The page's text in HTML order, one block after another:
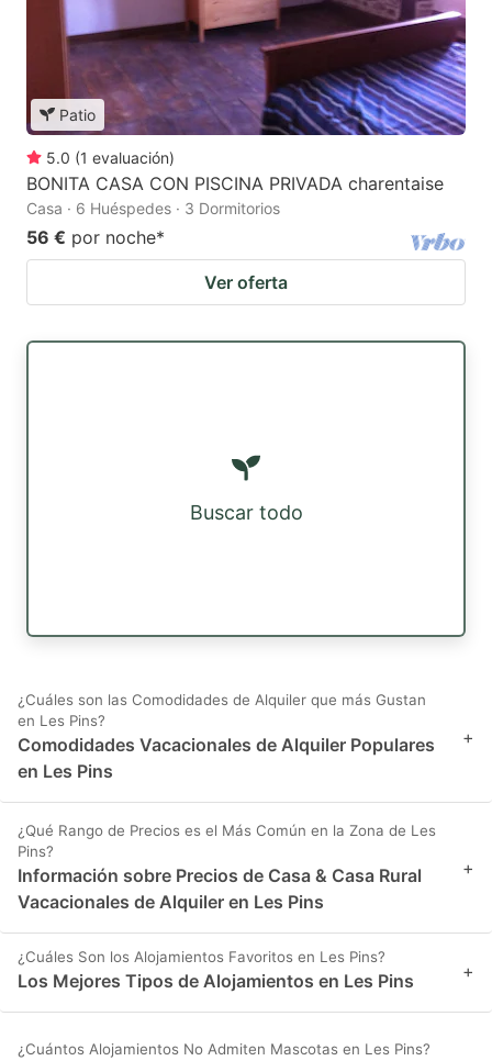
Patio
5.0 (1 evaluación)
BONITA CASA CON PISCINA PRIVADA charentaise
Casa · 6 Huéspedes · 3 Dormitorios
56 € por noche*
Ver oferta
Buscar todo
¿Cuáles son las Comodidades de Alquiler que más Gustan
en Les Pins?
Comodidades Vacacionales de Alquiler Populares
en Les Pins
+
¿Qué Rango de Precios es el Más Común en la Zona de Les
Pins?
Información sobre Precios de Casa & Casa Rural
Vacacionales de Alquiler en Les Pins
+
¿Cuáles Son los Alojamientos Favoritos en Les Pins?
Los Mejores Tipos de Alojamientos en Les Pins +
¿Cuántos Alojamientos No Admiten Mascotas en Les Pins?